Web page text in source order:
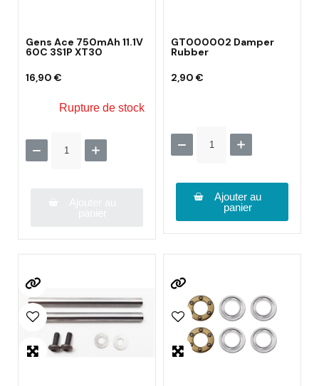
Gens Ace 750mAh 11.1V
60C 3S1P XT30
16,90 €
Rupture de stock
GT000002 Damper
Rubber
2,90 €
Ajouter au
panier